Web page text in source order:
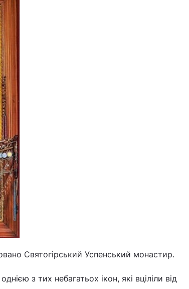
Святогірський Успенський монастир.
з тих небагатьох ікон, які вціліли від